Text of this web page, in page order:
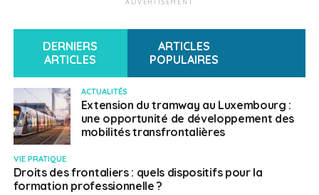
ADVERTISEMENT
DERNIERS
ARTICLES
ARTICLES
POPULAIRES
ACTUALITÉS
Extension du tramway au Luxembourg :
une opportunité de développement des
mobilités transfrontalières
VIE PRATIQUE
Droits des frontaliers : quels dispositifs pour la
formation professionnelle ?